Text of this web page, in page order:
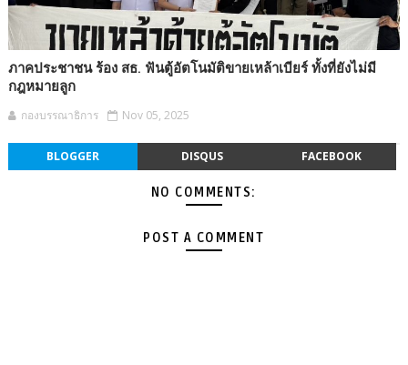
ภาคประชาชน ร้อง สธ. ฟันตู้อัตโนมัติขายเหล้าเบียร์ ทั้งที่ยังไม่มี
กฎหมายลูก
กองบรรณาธิการ Nov 05, 2025
BLOGGER DISQUS FACEBOOK
NO COMMENTS:
POST A COMMENT